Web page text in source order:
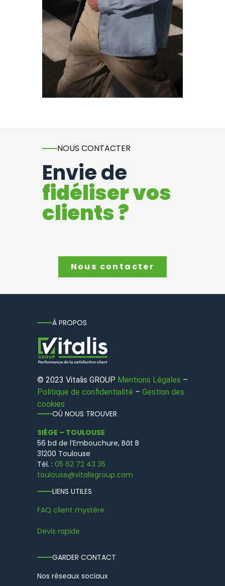
NOUS CONTACTER
Envie de
fidéliser vos
clients ?
Nous contacter
À PROPOS
© 2023 Vitalis GROUP Mentions Légales –
Politique de confidentialité – Gestion des
cookies
OÙ NOUS TROUVER
SIÈGE – TOULOUSE
56 bd de l’Embouchure, Bât B
31200 Toulouse
Tél. : 05 62 72 43 35
toulouse@vitalisgroup.com
LIENS UTILES
FAQ client mystère
Devis rapide
GARDER CONTACT
Nos réseaux sociaux